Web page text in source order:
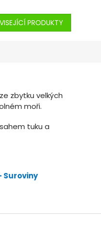
PRODUKTY
zbytku velkých
moři.
tuku a
Suroviny